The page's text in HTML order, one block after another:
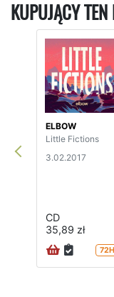
KUPUJĄCY
ELBOW
Little Fictions
3.02.2017
CD
35,89 zł
72H